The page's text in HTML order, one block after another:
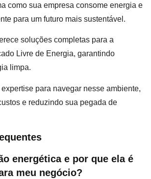
como sua empresa consome energia e
para um futuro mais sustentável.
soluções completas para a
Livre de Energia, garantindo
limpa.
para navegar nesse ambiente,
e reduzindo sua pegada de
energética e por que ela é
meu negócio?